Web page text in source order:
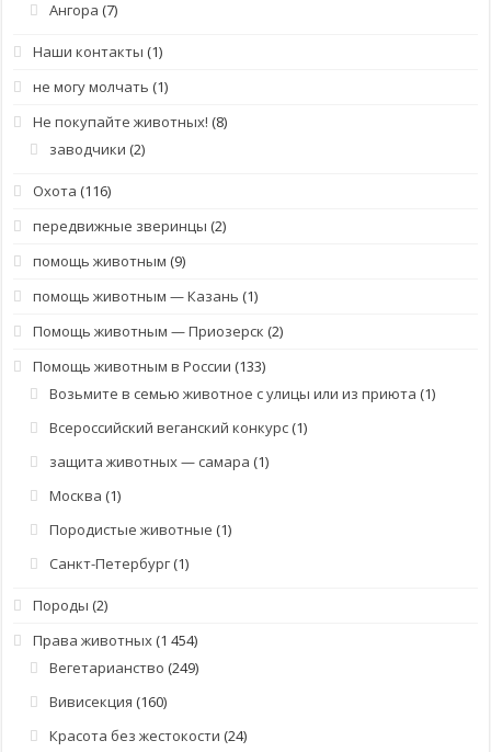
Ангора (7)
Наши контакты (1)
не могу молчать (1)
Не покупайте животных! (8)
заводчики (2)
Охота (116)
передвижные зверинцы (2)
помощь животным (9)
помощь животным — Казань (1)
Помощь животным — Приозерск (2)
Помощь животным в России (133)
Возьмите в семью животное с улицы или из приюта (1)
Всероссийский веганский конкурс(1)
защита животных — самара (1)
Москва (1)
Породистые животные (1)
Санкт-Петербург(1)
Породы (2)
Права животных(1 454)
Вегетарианство (249)
Вивисекция (160)
Красота без жестокости (24)